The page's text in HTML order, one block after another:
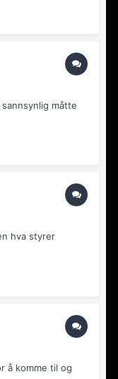
måtte
hva styrer
å komme til og